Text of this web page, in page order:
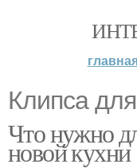
Клипса
Что нужно
новой кухни